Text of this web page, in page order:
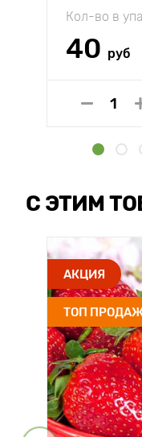
Кол-во в
40 руб
С ЭТИМ
АКЦИЯ
ТОП